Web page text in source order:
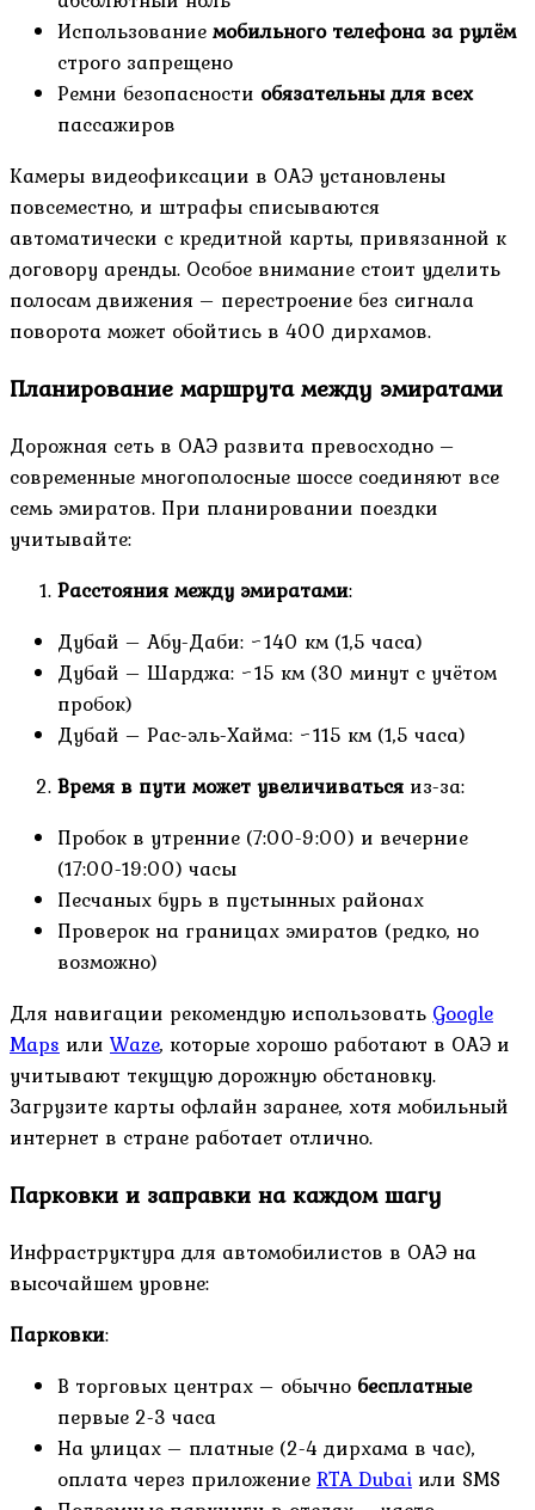
Использованиемобильного телефона за рулём
строго запрещено
Ремни безопасности обязательны для всех
пассажиров
Камеры видеофиксации в ОАЭ установлены
повсеместно, и штрафы списываются
автоматически с кредитной карты, привязанной к
договору аренды. Особое внимание стоит уделить
полосам движения – перестроение без сигнала
поворота может обойтись в 400 дирхамов.
Планирование маршрута между эмиратами
Дорожная сеть в ОАЭ развита превосходно –
современные многополосные шоссе соединяют все
семь эмиратов. При планировании поездки
учитывайте:
Расстояния между эмиратами:
Дубай – Абу-Даби: ~140 км (1,5 часа)
Дубай – Шарджа: ~15 км (30 минут с учётом
пробок)
Дубай – Рас-эль-Хайма: ~115 км (1,5 часа)
Время в пути может увеличиваться из-за:
Пробок в утренние (7:00-9:00) и вечерние
(17:00-19:00) часы
Песчаных бурь в пустынных районах
Проверок на границах эмиратов (редко, но
возможно)
Для навигации рекомендую использовать Google
Maps или Waze, которые хорошо работают в ОАЭ и
учитывают текущую дорожную обстановку.
Загрузите карты офлайн заранее, хотя мобильный
интернет в стране работает отлично.
Парковки и заправки на каждом шагу
Инфраструктура для автомобилистов в ОАЭ на
высочайшем уровне:
Парковки:
В торговых центрах – обычно бесплатные
первые 2-3 часа
На улицах – платные (2-4 дирхама в час),
оплата через приложениеRTA Dubai или SMS